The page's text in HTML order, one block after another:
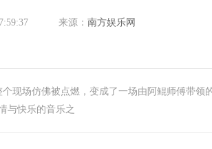
来源： 南方娱乐网
场仿佛被点燃，变成了一场由阿鲲师傅带领
与快乐的音乐之